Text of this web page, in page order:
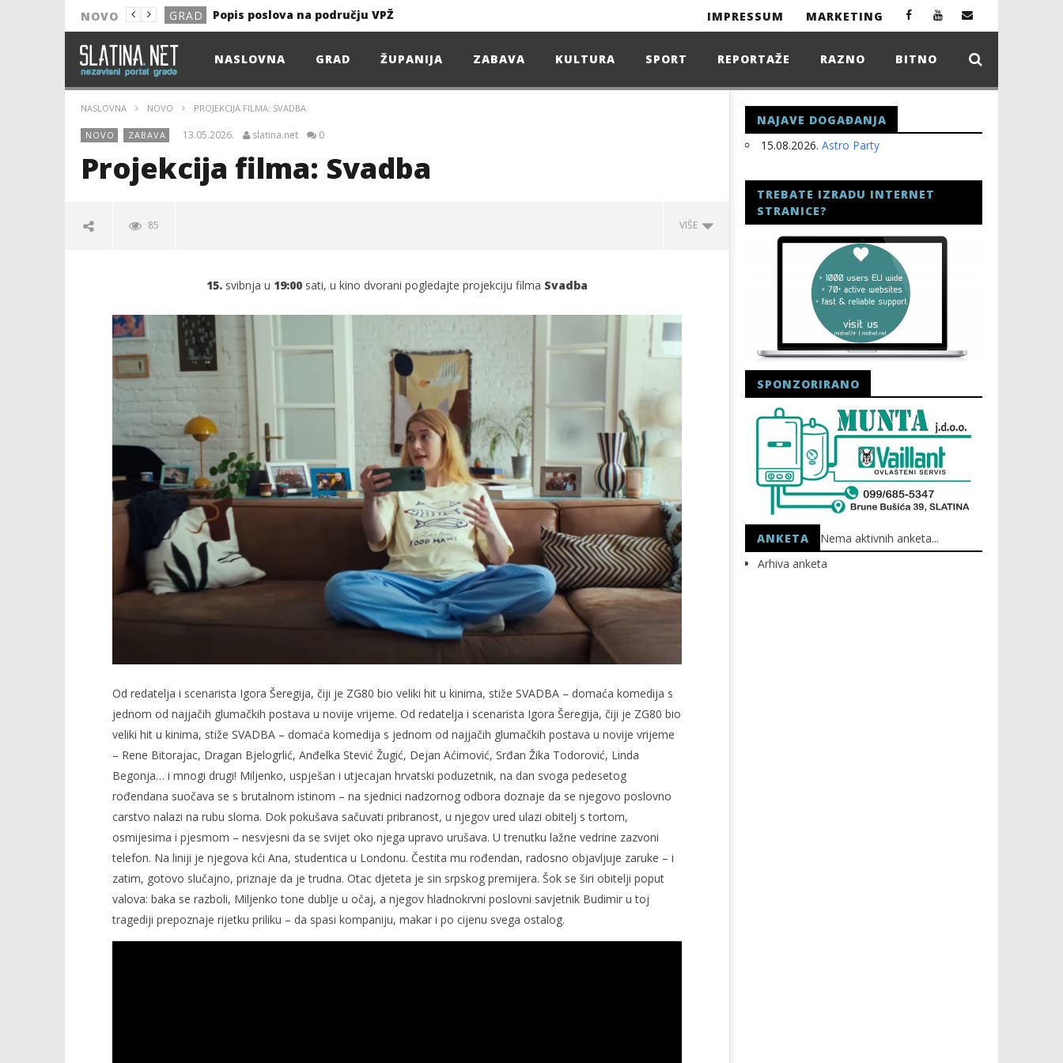
NOVO GRAD
Popis poslova na području VPŽ
NOVO
NOVO
NOVO
NOVO
KULTURA
Popis poslova na području VPŽ
IMPRESSUM MARKETING
NASLOVNA GRAD ŽUPANIJA ZABAVA KULTURA SPORT REPORTAŽE RAZNO BITNO
NASLOVNA NOVO PROJEKCIJA FILMA: SVADBA
NOVO ZABAVA 13.05.2026. slatina.net 0
Projekcija filma: Svadba
85 VIŠE
Projekcija filma: Svadba
13.05.2026.
Popis poslova na području VPŽ
slatina.net
Ljeto donosi bezbrižnu igru, ali
i zdravstvene izazove
13.05.2026.
slatina.net
HEP: Bez struje
13.05.2026.
15.svibnja u 19:00sati, u kino dvorani pogledajte projekciju filma Svadba
Od redatelja i scenarista Igora Šeregija, čiji je ZG80 bio veliki hit u kinima, stiže SVADBA – domaća komedija s
jednom od najjačih glumačkih postava u novije vrijeme. Od redatelja i scenarista Igora Šeregija, čiji je ZG80 bio
veliki hit u kinima, stiže SVADBA – domaća komedija s jednom od najjačih glumačkih postava u novije vrijeme
– Rene Bitorajac, Dragan Bjelogrlić, Anđelka Stević Žugić, Dejan Aćimović, Srđan Žika Todorović, Linda
Begonja… i mnogi drugi! Miljenko, uspješan i utjecajan hrvatski poduzetnik, na dan svoga pedesetog
rođendana suočava se s brutalnom istinom – na sjednici nadzornog odbora doznaje da se njegovo poslovno
carstvo nalazi na rubu sloma. Dok pokušava sačuvati pribranost, u njegov ured ulazi obitelj s tortom,
osmijesima i pjesmom – nesvjesni da se svijet oko njega upravo urušava. U trenutku lažne vedrine zazvoni
telefon. Na liniji je njegova kći Ana, studentica u Londonu. Čestita mu rođendan, radosno objavljuje zaruke – i
zatim, gotovo slučajno, priznaje da je trudna. Otac djeteta je sin srpskog premijera. Šok se širi obitelji poput
valova: baka se razboli, Miljenko tone dublje u očaj, a njegov hladnokrvni poslovni savjetnik Budimir u toj
tragediji prepoznaje rijetku priliku – da spasi kompaniju, makar i po cijenu svega ostalog.
NAJAVE DOGAĐANJA
15.08.2026. Astro Party
TREBATE IZRADU INTERNET
STRANICE?
SPONZORIRANO
ANKETA
Nema aktivnih anketa...
Arhiva anketa